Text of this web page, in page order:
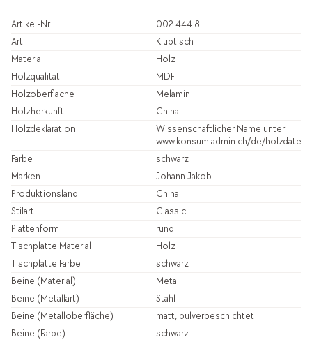
Artikel-Nr.
002.444.8
Art
Klubtisch
Material
Holz
Holzqualität
MDF
Holzoberfläche
Melamin
Holzherkunft
China
Holzdeklaration
Wissenschaftlicher Name unter
www.konsum.admin.ch/de/
Farbe
schwarz
Marken
Johann Jakob
Produktionsland
China
Stilart
Classic
Plattenform
rund
Tischplatte Material
Holz
Tischplatte Farbe
schwarz
Beine (Material)
Metall
Beine (Metallart)
Stahl
Beine (Metalloberfläche)
matt, pulverbeschichtet
Beine (Farbe)
schwarz